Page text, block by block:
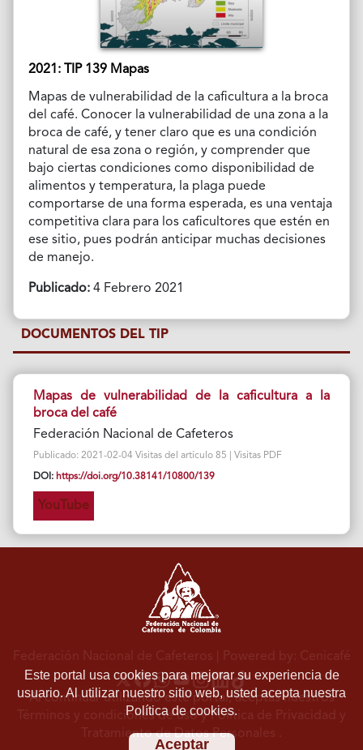
2021: TIP 139 Mapas
Mapas de vulnerabilidad de la caficultura a la broca
del café. Conocer la vulnerabilidad de una zona a la
broca de café, y tener claro que es una condición
natural de esa zona o región, y comprender que
bajo ciertas condiciones como disponibilidad de
alimentos y temperatura, la plaga puede
comportarse de una forma esperada, es una ventaja
competitiva clara para los caficultores que estén en
ese sitio, pues podrán anticipar muchas decisiones
de manejo.
Publicado:4 Febrero 2021
DOCUMENTOS DEL TIP
Mapas de vulnerabilidad de la caficultura a la
broca del café
Federación Nacional de Cafeteros
Publicado: 2021-02-04 Visitas del artículo 85 | Visitas PDF
DOI: https://doi.org/10.38141/10800/139
YouTube
Este portal usa cookies para mejorar su experiencia de
usuario. Al utilizar nuestro sitio web, usted acepta nuestra
Política de cookies.
Aceptar
Federación Nacional de Cafeteros | Powered by: Cenicafé
Al continuar utilizando este portal, aceptas nuestros
Términos y condiciones de usoyPolítica de Privacidad y
Tratamiento de Datos Personales